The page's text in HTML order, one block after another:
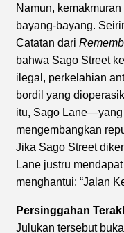
Namun,
bayang-bayang.
Catatan dari
bahwa Sago Street
ilegal, perkelahian
bordil yang
itu, Sago
mengembangkan
Jika Sago Street
Lane justru
menghantui: “Jalan
Persinggahan
Julukan tersebut